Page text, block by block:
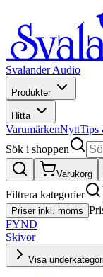
Svalander Audio
Produkter
Hitta
VarumärkenNyttTips
Sök i shoppen
Varukorg
Filtrera kategorier
Priser inkl. moms
FYND
Skivor
Visa